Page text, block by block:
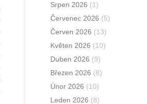
Srpen 2026 (1)
Červenec 2026 (5)
Červen 2026 (13)
Květen 2026 (10)
Duben 2026 (9)
Březen 2026 (8)
Únor 2026 (10)
Leden 2026 (8)